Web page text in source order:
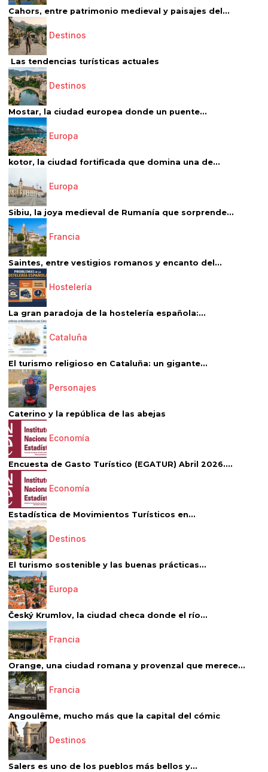
Cahors, entre patrimonio medieval y paisajes del...
Destinos
Las tendencias turísticas actuales
Destinos
Mostar, la ciudad europea donde un puente...
Europa
kotor, la ciudad fortificada que domina una de...
Europa
Sibiu, la joya medieval de Rumanía que sorprende...
Francia
Saintes, entre vestigios romanos y encanto del...
Hostelería
La gran paradoja de la hostelería española:...
Cataluña
El turismo religioso en Cataluña: un gigante...
Personajes
Caterino y la república de las abejas
Economía
Encuesta de Gasto Turístico (EGATUR) Abril 2026....
Economía
Estadística de Movimientos Turísticos en...
Destinos
El turismo sostenible y las buenas prácticas...
Europa
Český Krumlov, la ciudad checa donde el río...
Francia
Orange, una ciudad romana y provenzal que merece...
Francia
Angoulême, mucho más que la capital del cómic
Destinos
Salers es uno de los pueblos más bellos y...